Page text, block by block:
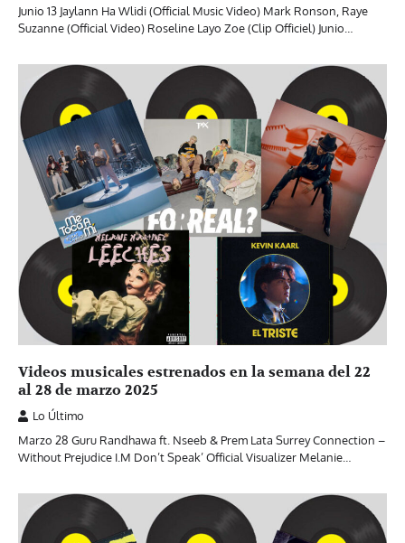
Junio 13 Jaylann Ha Wlidi (Official Music Video) Mark Ronson, Raye
Suzanne (Official Video) Roseline Layo Zoe (Clip Officiel) Junio…
Videos musicales estrenados en la semana del 22
al 28 de marzo 2025
Lo Último
Marzo 28 Guru Randhawa ft. Nseeb & Prem Lata Surrey Connection –
Without Prejudice I.M Don’t Speak’ Official Visualizer Melanie…